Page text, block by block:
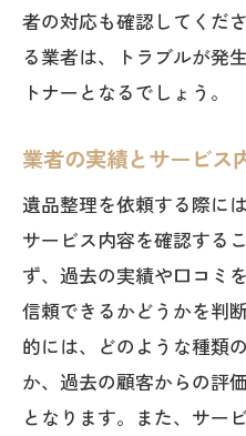
者の対応も確認してくだ
る業者は、トラブルが発
トナーとなるでしょう。
業者の実績とサービス
遺品整理を依頼する際に
サービス内容を確認する
ず、過去の実績や口コミ
信頼できるかどうかを判
的には、どのような種類
か、過去の顧客からの評
となります。また、サー